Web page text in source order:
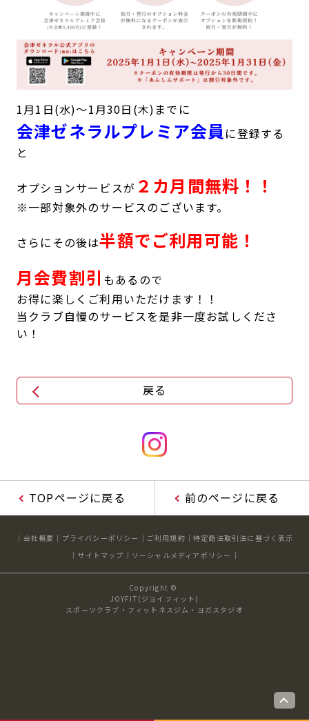
1月1日(水)～1月30日(木)までに
会津ゼネラルプレミア会員 に登録する
と
オプションサービスが ２カ月間無料！！
※一部対象外のサービスのございます。
さらにその後は半額でご利用可能！
月会費割引 もあるので
お得に楽しくご利用いただけます！！
当クラブ自慢のサービスを是非一度お試しくださ
い！
戻る
TOPページに戻る 前のページに戻る
会社概要 プライバシーポリシー ご利用規約
特定商法取引法に基づく表示
サイトマップ
ソーシャルメディアポリシー
Copyright ©
JOYFIT(ジョイフィット)
スポーツクラブ・フィットネスジム・ヨガスタジオ